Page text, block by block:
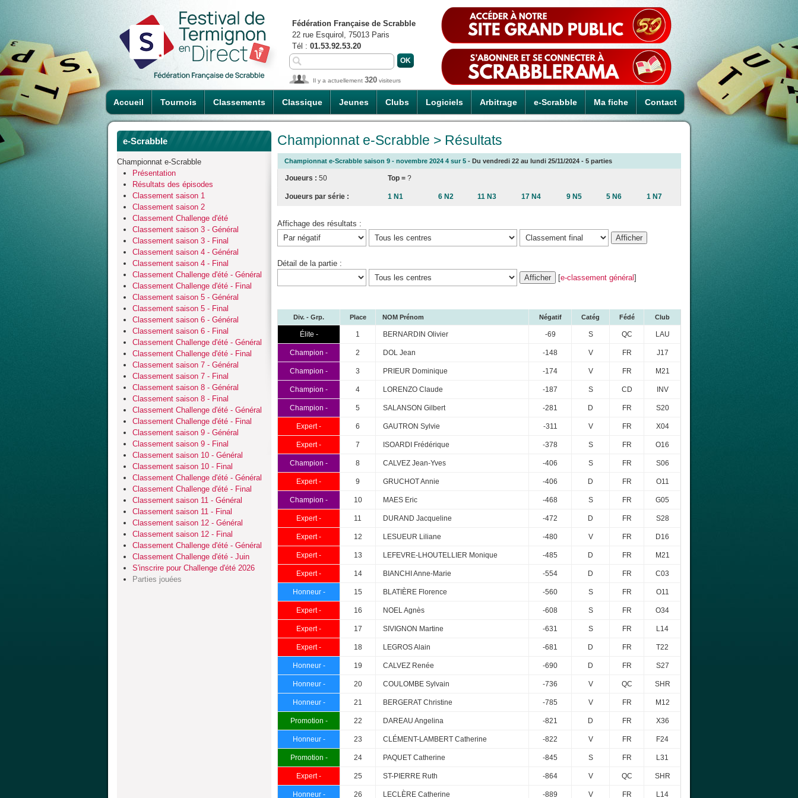
Accueil Tournois Classements Classique Jeunes Clubs Logiciels Arbitrage e-Scrabble Ma fiche Contact
Fédération Française de Scrabble
22 rue Esquirol, 75013 Paris
Tél : 01.53.92.53.20
Il y a actuellement 320 visiteurs
e-Scrabble
Championnat e-Scrabble
Présentation
Résultats des épisodes
Classement saison 1
Classement saison 2
Classement Challenge d'été
Classement saison 3 - Général
Classement saison 3 - Final
Classement saison 4 - Général
Classement saison 4 - Final
Classement Challenge d'été - Général
Classement Challenge d'été - Final
Classement saison 5 - Général
Classement saison 5 - Final
Classement saison 6 - Général
Classement saison 6 - Final
Classement Challenge d'été - Général
Classement Challenge d'été - Final
Classement saison 7 - Général
Classement saison 7 - Final
Classement saison 8 - Général
Classement saison 8 - Final
Classement Challenge d'été - Général
Classement Challenge d'été - Final
Classement saison 9 - Général
Classement saison 9 - Final
Classement saison 10 - Général
Classement saison 10 - Final
Classement Challenge d'été - Général
Classement Challenge d'été - Final
Classement saison 11 - Général
Classement saison 11 - Final
Classement saison 12 - Général
Classement saison 12 - Final
Classement Challenge d'été - Général
Classement Challenge d'été - Juin
S'inscrire pour Challenge d'été 2026
Parties jouées
Championnat e-Scrabble > Résultats
Championnat e-Scrabble saison 9 - novembre 2024 4 sur 5 - Du vendredi 22 au lundi 25/11/2024 - 5 parties
Joueurs : 50 Top = ?
Joueurs par série : 1 N1 6 N2 11 N3 17 N4 9 N5 5 N6 1 N7
Affichage des résultats :
Détail de la partie :
[e-classement général]
Div. - Grp. Place NOM Prénom Négatif Catég Fédé Club
Élite - 1 BERNARDIN Olivier -69 S QC LAU
Champion - 2 DOL Jean -148 V FR J17
Champion - 3 PRIEUR Dominique -174 V FR M21
Champion - 4 LORENZO Claude -187 S CD INV
Champion - 5 SALANSON Gilbert -281 D FR S20
Expert - 6 GAUTRON Sylvie -311 V FR X04
Expert - 7 ISOARDI Frédérique -378 S FR O16
Champion - 8 CALVEZ Jean-Yves -406 S FR S06
Expert - 9 GRUCHOT Annie -406 D FR O11
Champion - 10 MAES Eric -468 S FR G05
Expert - 11 DURAND Jacqueline -472 D FR S28
Expert - 12 LESUEUR Liliane -480 V FR D16
Expert - 13 LEFEVRE-LHOUTELLIER Monique -485 D FR M21
Expert - 14 BIANCHI Anne-Marie -554 D FR C03
Honneur - 15 BLATIÈRE Florence -560 S FR O11
Expert - 16 NOEL Agnès -608 S FR O34
Expert - 17 SIVIGNON Martine -631 S FR L14
Expert - 18 LEGROS Alain -681 D FR T22
Honneur - 19 CALVEZ Renée -690 D FR S27
Honneur - 20 COULOMBE Sylvain -736 V QC SHR
Honneur - 21 BERGERAT Christine -785 V FR M12
Promotion - 22 DAREAU Angelina -821 D FR X36
Honneur - 23 CLÉMENT-LAMBERT Catherine -822 V FR F24
Promotion - 24 PAQUET Catherine -845 S FR L31
Expert - 25 ST-PIERRE Ruth -864 V QC SHR
Honneur - 26 LECLÈRE Catherine -889 V FR L14